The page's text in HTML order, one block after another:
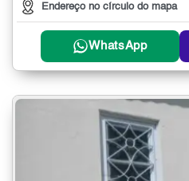
Endereço no círculo do mapa
WhatsApp